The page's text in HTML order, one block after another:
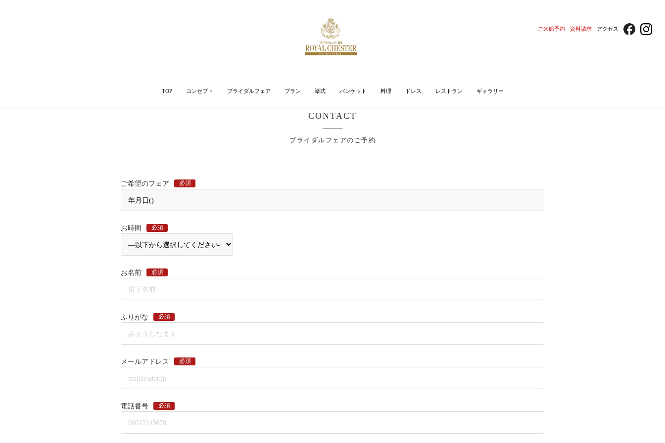
ご来館予約 資料請求 アクセス
TOP コンセプト ブライダルフェア プラン 挙式 バンケット 料理 ドレス レストラン ギャラリー
CONTACT
ブライダルフェアのご予約
ご希望のフェア 必須
お時間 必須
お名前 必須
ふりがな 必須
メールアドレス 必須
電話番号 必須